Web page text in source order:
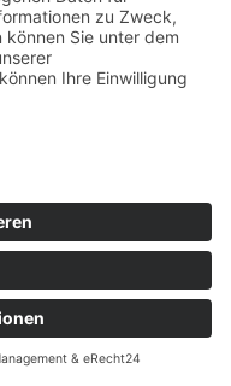
39,00 €*
B-
37,80 €*
grau